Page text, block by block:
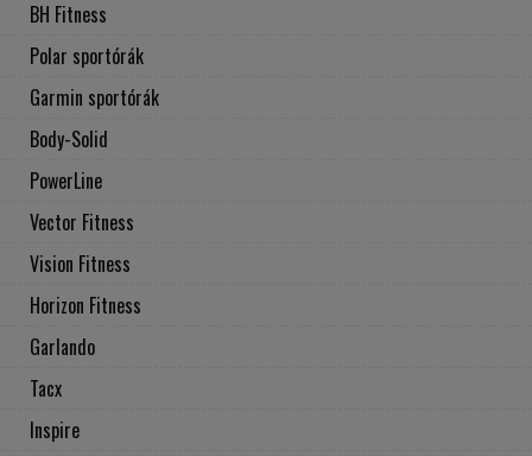
BH Fitness
Polar sportórák
Garmin sportórák
Body-Solid
PowerLine
Vector Fitness
Vision Fitness
Horizon Fitness
Garlando
Tacx
Inspire